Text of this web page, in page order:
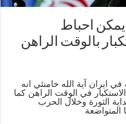
احباط
بالوقت الراهن
في ايران آية الله خامنئي انه
في الوقت الراهن كما
الثورة وخلال الحرب
المتواضعة